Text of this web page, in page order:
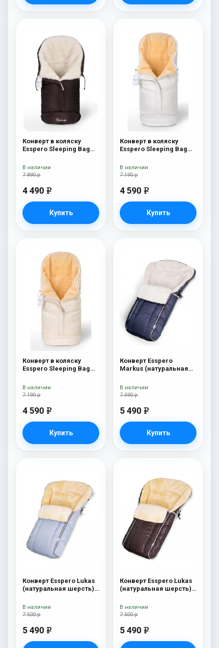
Конверт в коляску
Esspero Sleeping Bag
100% шерсть) Chocolat
7 890 р
4 490 e
Купить
В наличии
Конверт в коляску
Esspero Sleeping Bag
шерсть) White
7 190 р
4 590 e
Купить
В наличии
Конверт в коляску
Esspero Sleeping Bag
шерсть) Beige
7 190 р
4 590 e
Купить
В наличии
Конверт Esspero
Markus (натуральная
7 590 р
5 490 e
Купить
В наличии
Конверт Esspero Lukas
(натуральная шерсть)
7 500 р
5 490 e
В наличии
Конверт Esspero Lukas
(натуральная шерсть)
7 500 р
5 490 e
В наличии